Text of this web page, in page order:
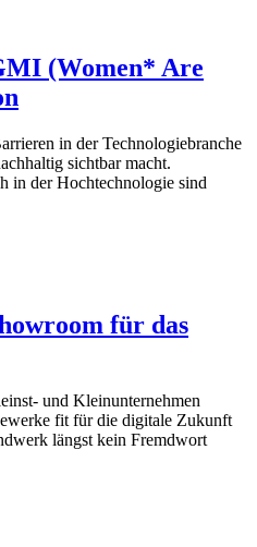
(Women* Are
in der Technologiebranche
sichtbar macht.
in der Hochtechnologie sind
für das
und Kleinunternehmen
fit für die digitale Zukunft
längst kein Fremdwort